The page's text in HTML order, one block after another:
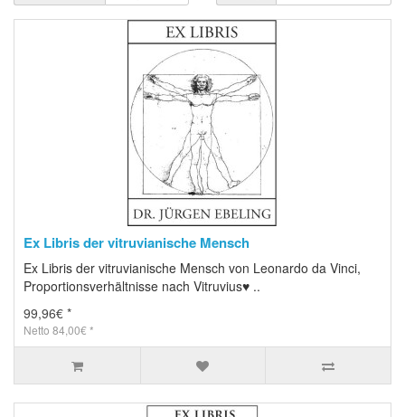
Ex Libris der vitruvianische Mensch
Ex Libris der vitruvianische Mensch von Leonardo da Vinci,
Proportionsverhältnisse nach Vitruvius♥ ..
99,96€ *
Netto 84,00€ *